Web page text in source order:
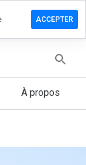
À propos
ACCEPTER